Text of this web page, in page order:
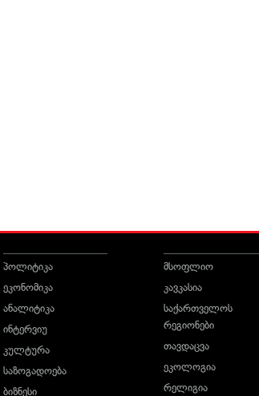
პოლიტიკა
ეკონომიკა
ანალიტიკა
ინტერვიუ
კულტურა
საზოგადოება
ბიზნესი
მსოფლიო
კავკასია
საქართველოს
რეგიონები
თავდაცვა
ეკოლოგია
რელიგია